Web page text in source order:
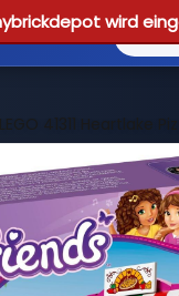
wird
LEGO 41311 Heartlake